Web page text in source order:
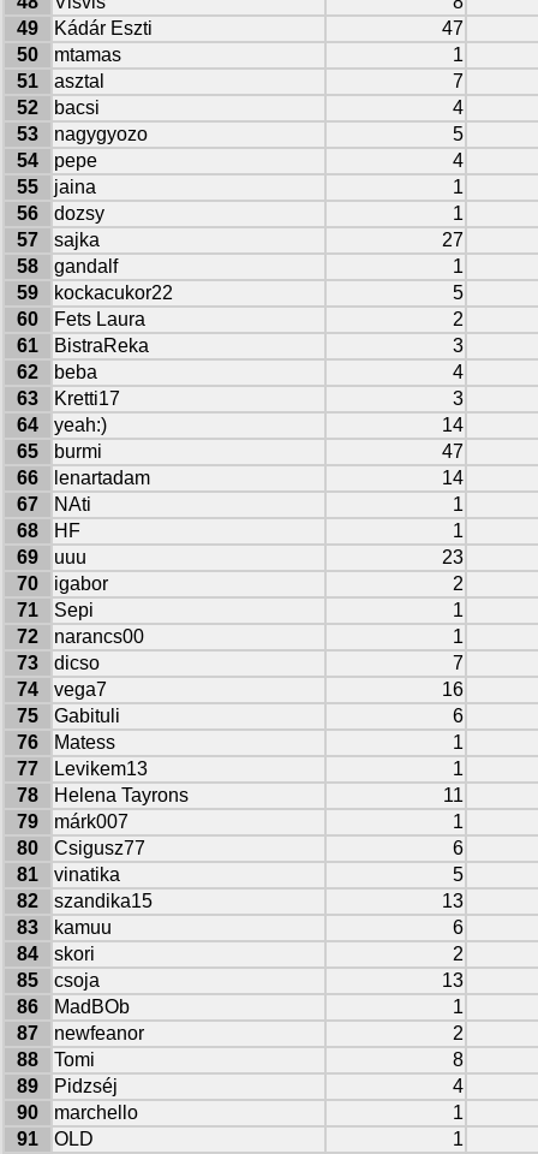
49
Kádár Eszti
47
50
mtamas
1
51
asztal
7
52
bacsi
4
53
nagygyozo
5
54
pepe
4
55
jaina
1
56
dozsy
1
57
sajka
27
58
gandalf
1
59
kockacukor22
5
60
Fets Laura
2
61
BistraReka
3
62
beba
4
63
Kretti17
3
64
yeah:)
14
65
burmi
47
66
lenartadam
14
67
NAti
1
68
HF
1
69
uuu
23
70
igabor
2
71
Sepi
1
72
narancs00
1
73
dicso
7
74
vega7
16
75
Gabituli
6
76
Matess
1
77
Levikem13
1
78
Helena Tayrons
11
79
márk007
1
80
Csigusz77
6
81
vinatika
5
82
szandika15
13
83
kamuu
6
84
skori
2
85
csoja
13
86
MadBOb
1
87
newfeanor
2
88
Tomi
8
89
Pidzséj
4
90
marchello
1
91
OLD
1